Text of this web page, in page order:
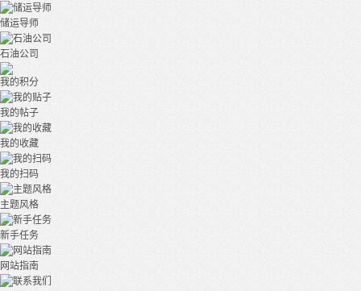
储运导师
石油公司
我的积分
我的帖子
我的收藏
我的扫码
主题风格
新手任务
网站指南